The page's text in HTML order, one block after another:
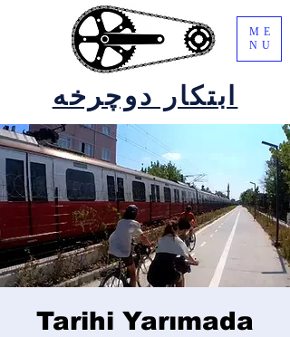
ابتکار دوچرخه
ME
NU
Tarihi Yarımada